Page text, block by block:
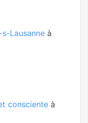
Lausanne à
consciente à